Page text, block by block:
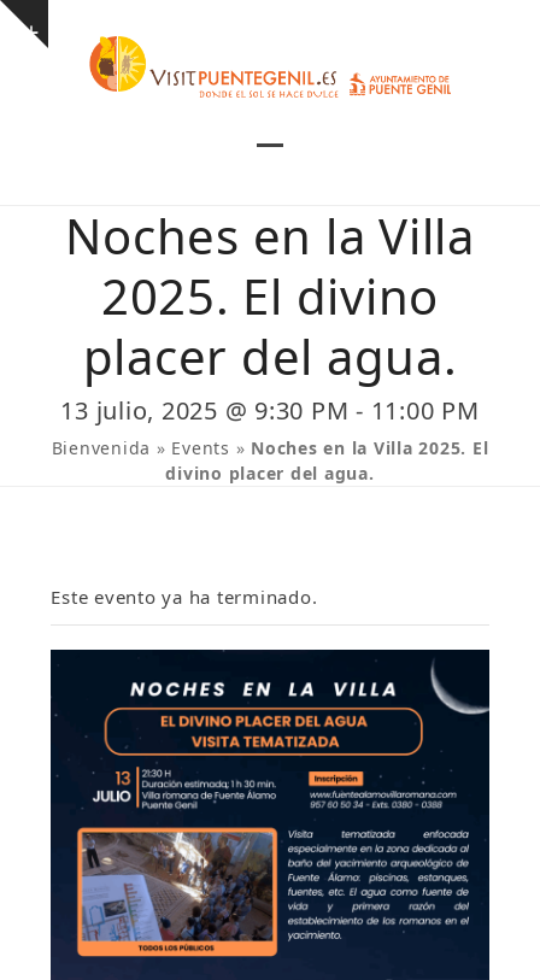
Skip
Show
mobile
menu
mobile
menu
Noches en la Villa
2025. El divino
placer del agua.
13 julio, 2025 @ 9:30 PM - 11:00 PM
Bienvenida » Events » Noches en la Villa 2025. El
divino placer del agua.
Este evento ya ha terminado.